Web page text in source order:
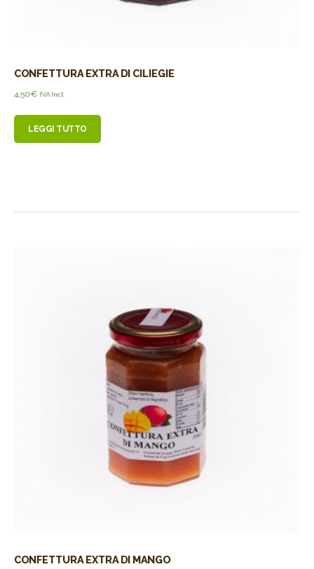
CONFETTURA EXTRA DI CILIEGIE
4,50€ IVA Incl.
LEGGI TUTTO
CONFETTURA EXTRA DI MANGO